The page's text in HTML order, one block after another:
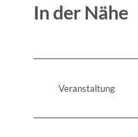
In der Nähe
Veranstaltung